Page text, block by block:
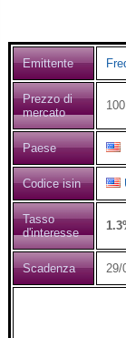
Emittente
Prezzo di
mercato
100
Paese
Codice isin
Tasso
d'interesse
Scadenza 29/